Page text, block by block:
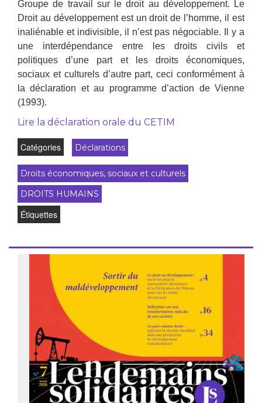
Groupe de travail sur le droit au développement. Le
Droit au développement est un droit de l’homme, il est
inaliénable et indivisible, il n’est pas négociable. Il y a
une interdépendance entre les droits civils et
politiques d’une part et les droits économiques,
sociaux et culturels d’autre part, ceci conformément à
la déclaration et au programme d’action de Vienne
(1993).
Lire la déclaration orale du CETIM
Catégories Déclarations
Droits économiques, sociaux et culturels
DROITS HUMAINS
Étiquettes